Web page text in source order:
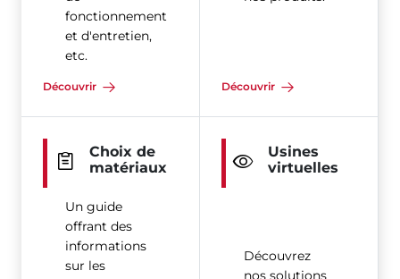
fonctionnement
et d'entretien,
etc.
Découvrir Découvrir
Choix de
matériaux
Un guide
offrant des
informations
sur les
Usines
virtuelles
Découvrez
nos solutions